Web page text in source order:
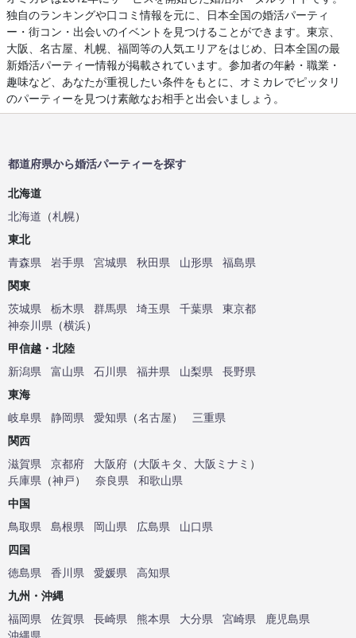
独自のランキングや口コミ情報を元に、日本全国の婚活パーティ
ー・街コン・出会いのイベントを見つけることができます。東京、
大阪、名古屋、札幌、福岡等の人気エリアをはじめ、日本全国の最
新婚活パーティー情報が掲載されています。参加者の年齢・職業・
趣味など、あなたが重視したい条件をもとに、オミカレでピッタリ
のパーティーを見つけ素敵なお相手と出会いましょう。
都道府県から婚活パーティーを探す
北海道
北海道 （札幌）
東北
青森県
岩手県 宮城県 秋田県 山形県
福島県
関東
茨城県
栃木県 群馬県 埼玉県 千葉県
東京都
神奈川県 （横浜）
甲信越・北陸
新潟県
富山県 石川県 福井県 山梨県
長野県
東海
岐阜県
静岡県 愛知県 （名古屋）
三重県
関西
滋賀県
京都府 大阪府 （大阪キタ 大阪ミナミ ）
兵庫県 （神戸） 奈良県
和歌山県
中国
鳥取県
島根県 岡山県 広島県
山口県
四国
徳島県
香川県 愛媛県
高知県
九州・沖縄
福岡県
佐賀県 長崎県 熊本県 大分県 宮崎県
鹿児島県
沖縄県